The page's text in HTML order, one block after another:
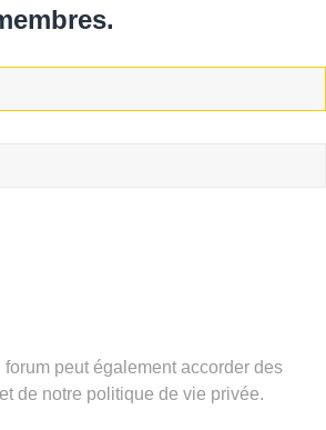
peut également accorder des
de notre politique de vie privée.